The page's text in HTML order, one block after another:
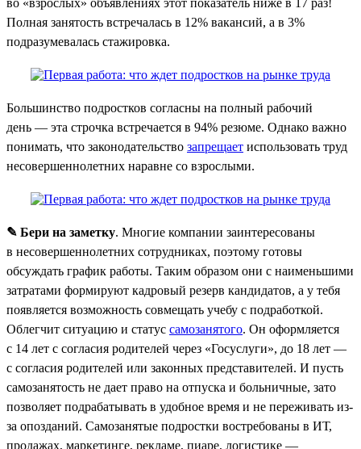
Полная занятость встречалась в 12% вакансий, а в 3%
подразумевалась стажировка.
Большинство подростков согласны на полный рабочий
день — эта строчка встречается в 94% резюме. Однако важно
понимать, что законодательство запрещает использовать труд
несовершеннолетних наравне со взрослыми.
✎ Бери на заметку. Многие компании заинтересованы
в несовершеннолетних сотрудниках, поэтому готовы
обсуждать график работы. Таким образом они с наименьшими
затратами формируют кадровый резерв кандидатов, а у тебя
появляется возможность совмещать учебу с подработкой.
Облегчит ситуацию и статус самозанятого. Он оформляется
с 14 лет с согласия родителей через «Госуслуги», до 18 лет —
с согласия родителей или законных представителей. И пусть
самозанятость не дает право на отпуска и больничные, зато
позволяет подрабатывать в удобное время и не переживать из-
за опозданий. Самозанятые подростки востребованы в ИТ,
продажах, маркетинге, рекламе, пиаре, логистике —